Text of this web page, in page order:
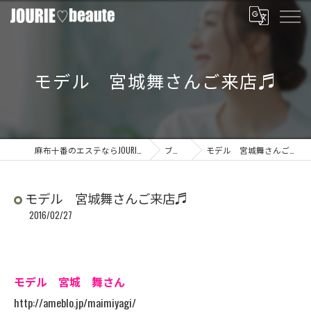
モデル 宮城舞さんご来店♬
ブログ モデル 宮城舞さんご来店♬
モデル 宮城舞さんご来店♬
2016/02/27
モデル 宮城 舞さん
http://ameblo.jp/maimiyagi/